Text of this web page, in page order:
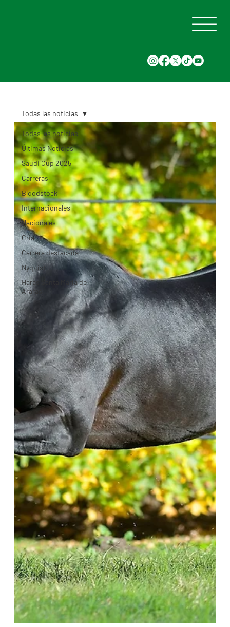
Todas las noticias
Últimas Noticias
Saudi Cup 2025
Carreras
Bloodstock
Internacionales
Nacionales
Cria
Carrera destacada
Nyquist
Haras Santa Maria de
Araras
Todas las noticias